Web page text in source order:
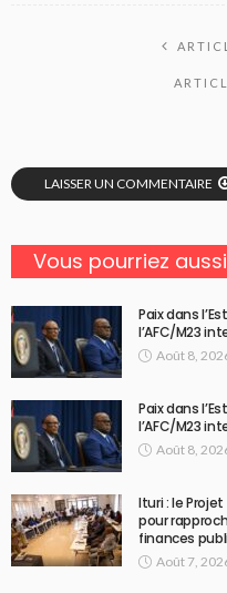
LAISSER UN COMMENTAIRE
Vous pourriez
Paix dans
l’AFC/M23
Août 8,
Paix dans
l’AFC/M23
Août 8,
Ituri : le
pour
finances
Août 7,